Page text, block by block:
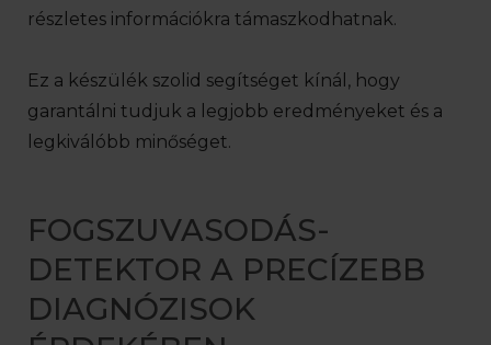
részletes információkra támaszkodhatnak.
Ez a készülék szolid segítséget kínál, hogy
garantálni tudjuk a legjobb eredményeket és a
legkiválóbb minőséget.
FOGSZUVASODÁS-
DETEKTOR A PRECÍZEBB
DIAGNÓZISOK